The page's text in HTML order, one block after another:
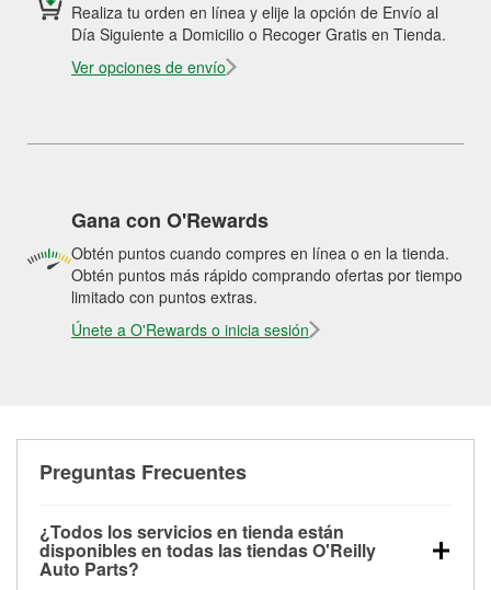
Realiza tu orden en línea y elije la opción de Envío al
Día Siguiente a Domicilio o Recoger Gratis en Tienda.
Ver opciones de envío
Gana con O'Rewards
Obtén puntos cuando compres en línea o en la tienda.
Obtén puntos más rápido comprando ofertas por tiempo
limitado con puntos extras.
Únete a O'Rewards o inicia sesión
Preguntas Frecuentes
¿Todos los servicios en tienda están
disponibles en todas las tiendas O'Reilly
Auto Parts?